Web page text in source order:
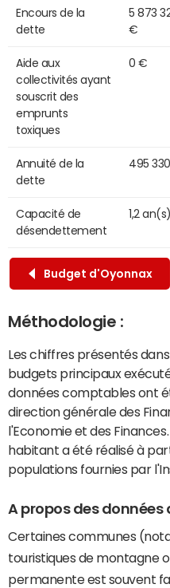
Encours de la
dette
5 873
€
Aide aux
collectivités ayant
souscrit des
emprunts
toxiques
0 €
Annuité de la
dette
495
Capacité de
désendettement
1,2 an(s)
Budget d'Oyonnax
Méthodologie :
Les chiffres présentés
budgets principaux
données comptables ont
direction générale des
l'Economie et des
habitant a été réalisé à
populations fournies par
A propos des données
Certaines communes
touristiques de montagne
permanente est souvent